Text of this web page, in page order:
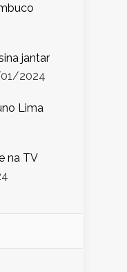
jantar
2024
Lima
na TV